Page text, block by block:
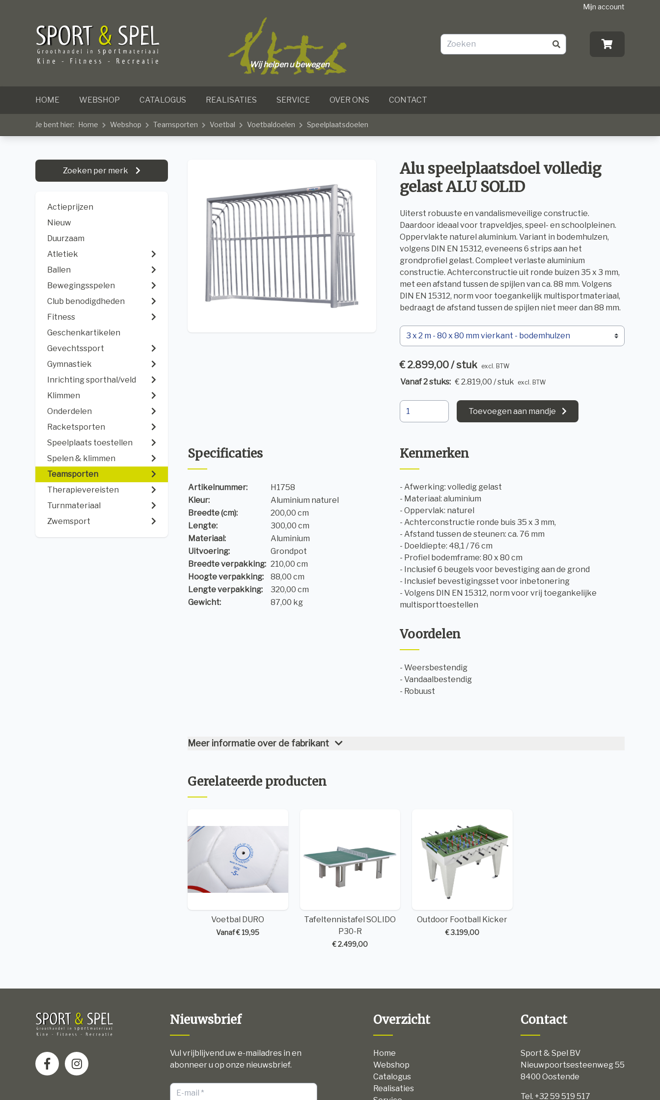
Mijn account
Wij helpen u bewegen
HOME WEBSHOP CATALOGUS REALISATIES SERVICE OVER ONS CONTACT
Je bent hier: Home Webshop Teamsporten Voetbal Voetbaldoelen Speelplaatsdoelen
Zoeken per merk
Actieprijzen
Nieuw
Duurzaam
Atletiek
Ballen
Bewegingsspelen
Club benodigdheden
Fitness
Geschenkartikelen
Gevechtssport
Gymnastiek
Inrichting sporthal/veld
Klimmen
Onderdelen
Racketsporten
Speelplaats toestellen
Spelen & klimmen
Teamsporten
Therapievereisten
Turnmateriaal
Zwemsport
Alu speelplaatsdoel volledig
gelast ALU SOLID
Uiterst robuuste en vandalismeveilige constructie.
Daardoor ideaal voor trapveldjes, speel- en schoolpleinen.
Oppervlakte naturel aluminium. Variant in bodemhulzen,
volgens DIN EN 15312, eveneens 6 strips aan het
grondprofiel gelast. Compleet verlaste aluminium
constructie. Achterconstructie uit ronde buizen 35 x 3 mm,
met een afstand tussen de spijlen van ca. 88 mm. Volgens
DIN EN 15312, norm voor toegankelijk multisportmateriaal,
bedraagt de afstand tussen de spijlen niet meer dan 88 mm.
€ 2.899,00 / stuk excl. BTW
Vanaf 2 stuks: € 2.819,00 / stuk excl. BTW
Toevoegen aan mandje
Specificaties
Artikelnummer:
H1758
Kleur:
Aluminium naturel
Breedte (cm):
200,00 cm
Lengte:
300,00 cm
Materiaal:
Aluminium
Uitvoering:
Grondpot
Breedte verpakking: 210,00 cm
Hoogte verpakking:
88,00 cm
Lengte verpakking:
320,00 cm
Gewicht:
87,00 kg
Kenmerken
- Afwerking: volledig gelast
- Materiaal: aluminium
- Oppervlak: naturel
- Achterconstructie ronde buis 35 x 3 mm,
- Afstand tussen de steunen: ca. 76 mm
- Doeldiepte: 48,1 / 76 cm
- Profiel bodemframe: 80 x 80 cm
- Inclusief 6 beugels voor bevestiging aan de grond
- Inclusief bevestigingsset voor inbetonering
- Volgens DIN EN 15312, norm voor vrij toegankelijke
multisporttoestellen
Voordelen
- Weersbestendig
- Vandaalbestendig
- Robuust
Meer informatie over de fabrikant
Gerelateerde producten
Voetbal DURO
Vanaf € 19,95
Tafeltennistafel SOLIDO
P30-R
€ 2.499,00
Outdoor Football Kicker
€ 3.199,00
Nieuwsbrief
Vul vrijblijvend uw e-mailadres in en
abonneer u op onze nieuwsbrief.
Overzicht
Home
Webshop
Catalogus
Realisaties
Contact
Sport & Spel BV
Nieuwpoortsesteenweg 55
8400 Oostende
Tel. +32 59 519 517